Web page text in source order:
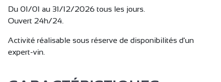
Du 01/01 au 31/12/2026 tous les jours.
Ouvert 24h/24.
Activité réalisable sous réserve de disponibilités d'un
expert-vin.